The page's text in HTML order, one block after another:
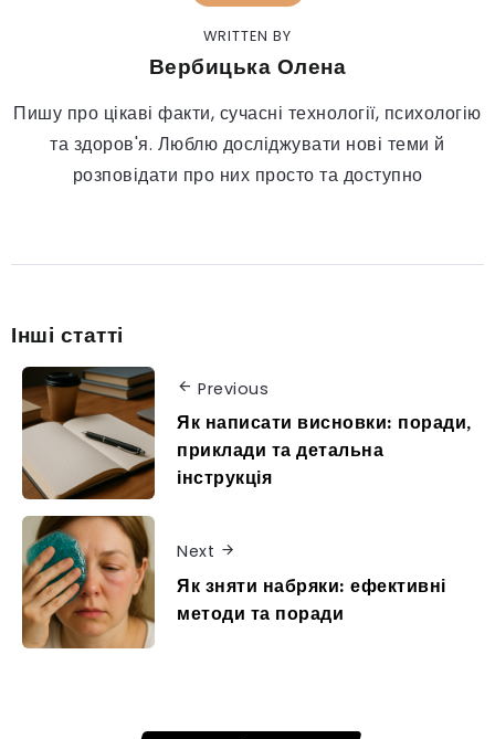
WRITTEN BY
Вербицька Олена
Пишу про цікаві факти, сучасні технології, психологію
та здоров'я. Люблю досліджувати нові теми й
розповідати про них просто та доступно
Інші статті
Previous
Як написати висновки: поради,
приклади та детальна
інструкція
Next
Як зняти набряки: ефективні
методи та поради